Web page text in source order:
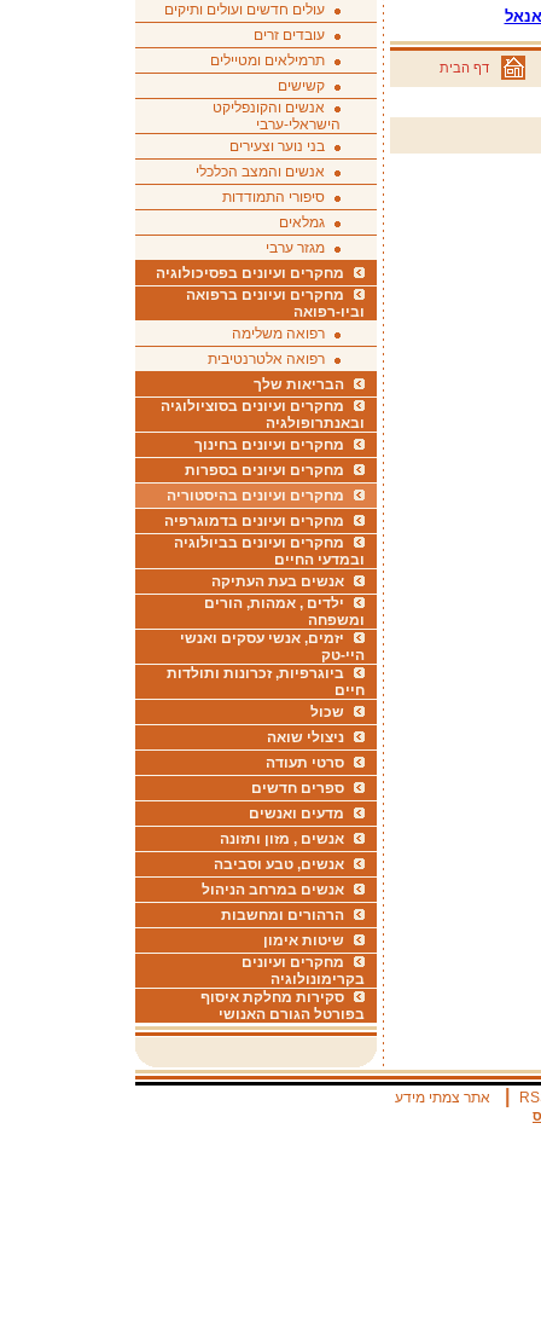
דף הבית
עולים חדשים ועולים ותיקים
עובדים זרים
תרמילאים ומטיילים
קשישים
אנשים והקונפליקט
הישראלי-ערבי
בני נוער וצעירים
אנשים והמצב הכלכלי
סיפורי התמודדות
גמלאים
מגזר ערבי
מחקרים ועיונים בפסיכולוגיה
מחקרים ועיונים ברפואה
וביו-רפואה
רפואה משלימה
רפואה אלטרנטיבית
הבריאות שלך
מחקרים ועיונים בסוציולוגיה
ובאנתרופולגיה
מחקרים ועיונים בחינוך
מחקרים ועיונים בספרות
מחקרים ועיונים בהיסטוריה
מחקרים ועיונים בדמוגרפיה
מחקרים ועיונים בביולוגיה
ובמדעי החיים
אנשים בעת העתיקה
ילדים , אמהות, הורים
ומשפחה
יזמים, אנשי עסקים ואנשי
היי-טק
ביוגרפיות, זכרונות ותולדות
חיים
שכול
ניצולי שואה
סרטי תעודה
ספרים חדשים
מדעים ואנשים
אנשים , מזון ותזונה
אנשים, טבע וסביבה
אנשים במרחב הניהול
הרהורים ומחשבות
שיטות אימון
מחקרים ועיונים
בקרימונולוגיה
סקירות מחלקת איסוף
בפורטל הגורם האנושי
אתר צמתי מידע